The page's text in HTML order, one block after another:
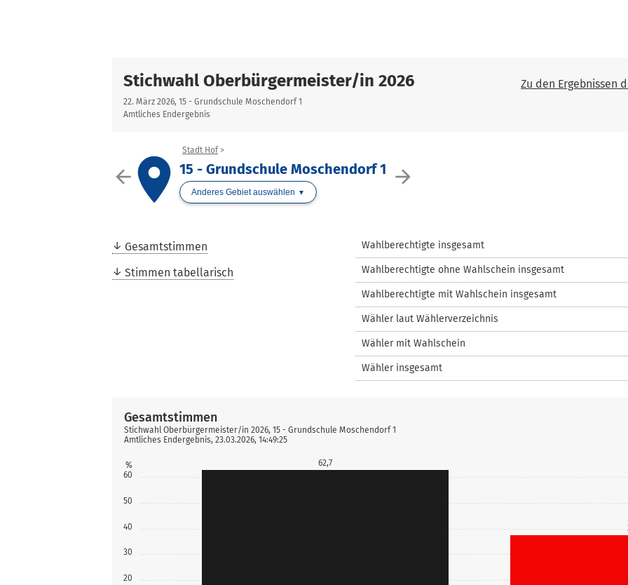
Stichwahl Oberbürgermeister/in 2026
22. März 2026, 15 - Grundschule Moschendorf 1
Amtliches Endergebnis
Zu den Ergebnissen
arrow_back arrow_forward
place
Stadt Hof
15 - Grundschule Moschendorf 1
Anderes Gebiet auswählen
Gesamtstimmen
Stimmen tabellarisch
Wahlberechtigte insgesamt
Wahlberechtigte ohne Wahlschein insgesamt
Wahlberechtigte mit Wahlschein insgesamt
Wähler laut Wählerverzeichnis
Wähler mit Wahlschein
Wähler insgesamt
20
30
40
50
60
% 62,7
Gesamtstimmen
Stichwahl Oberbürgermeister/in 2026, 15 - Grundschule Moschendorf 1
Amtliches Endergebnis, 23.03.2026, 14:49:25